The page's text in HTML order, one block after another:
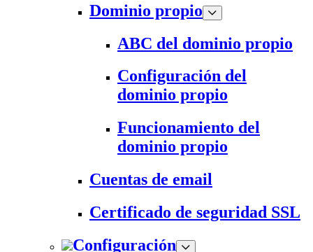
Dominio propio
ABC del dominio propio
Configuración del
dominio propio
Funcionamiento del
dominio propio
Cuentas de email
Certificado de seguridad SSL
Configuración